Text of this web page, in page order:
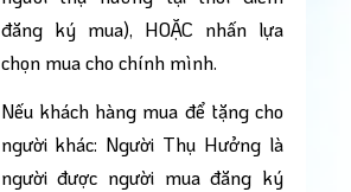
đăng ký mua), HOẶC nhấn lựa
chọn mua cho chính mình.
Nếu khách hàng mua để tặng cho
người khác: Người Thụ Hưởng là
người được người mua đăng ký